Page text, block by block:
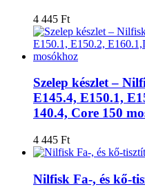
4 445 Ft
Szelep készlet –
E145.4, E150.1,
140.4, Core 150
4 445 Ft
Nilfisk Fa-, és kő-